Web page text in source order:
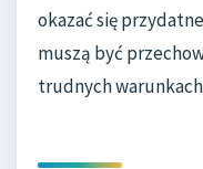
okazać się
muszą być
trudnych